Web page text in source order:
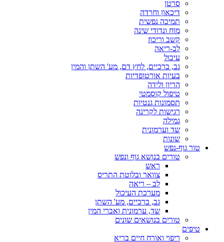
סרטן
דיכאון וחרדה
תמיכה נפשית
מוח ונדודי שינה
קשב וריכוז
לב-ריאה
עיכול
גב, ברכיים, לחץ דם, מע' השתן והמין
בעיות אורטופדיות
הריון ולידה
טיפול קוסמטי
תסמונות גנטיות
רגישות לקרינה
גמילה
שד וערמונית
שונות
טור גוף-נפש
טורים בנושא גוף ונפש
ראש
צוואר ובלוטת התריס
לב – ריאה
מערכת העיכול
גב, ברכיים, מע' השתן
שד, ערמונית ואברי המין
טורים בנושאים שונים
טיפים
ריפוי ואורח חיים בריא